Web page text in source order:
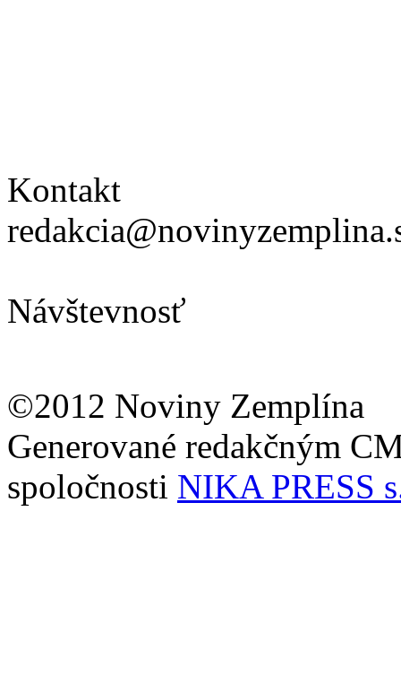
Kontakt
Návštevnosť
©2012 Noviny Zemplína
Generované redakčným
spoločnosti NIKA PRESS